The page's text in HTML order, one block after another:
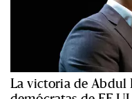
La victoria de Abdul